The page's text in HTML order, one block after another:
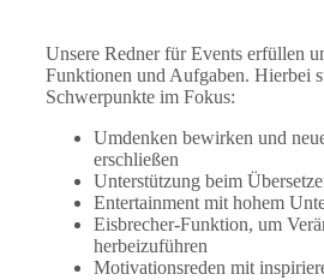
Unsere Redner für Events erfüllen
Funktionen und Aufgaben. Hierbei
Schwerpunkte im Fokus:
Umdenken bewirken und
erschließen
Unterstützung beim
Entertainment mit hohem
Eisbrecher-Funktion, um
herbeizuführen
Motivationsreden mit